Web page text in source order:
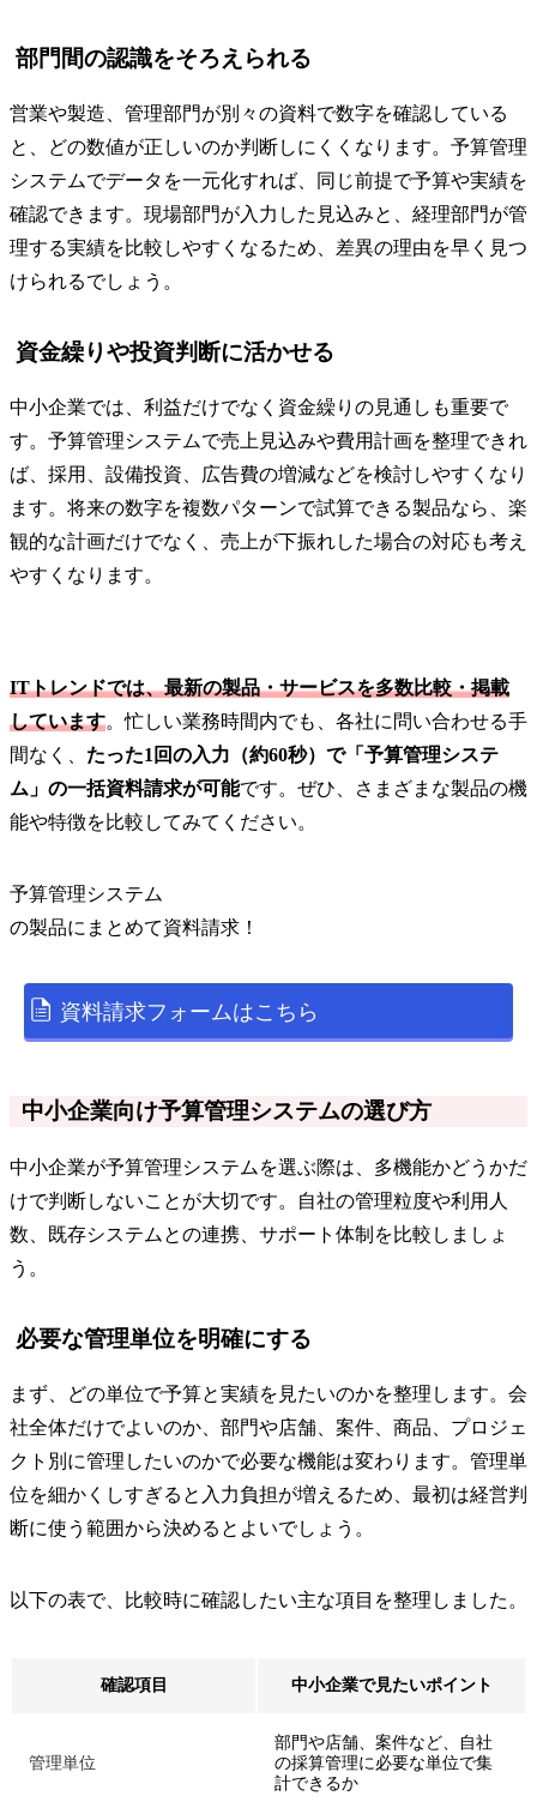
部門間の認識をそろえられる
営業や製造、管理部門が別々の資料で数字を確認している
と、どの数値が正しいのか判断しにくくなります。予算管理
システムでデータを一元化すれば、同じ前提で予算や実績を
確認できます。現場部門が入力した見込みと、経理部門が管
理する実績を比較しやすくなるため、差異の理由を早く見つ
けられるでしょう。
資金繰りや投資判断に活かせる
中小企業では、利益だけでなく資金繰りの見通しも重要で
す。予算管理システムで売上見込みや費用計画を整理できれ
ば、採用、設備投資、広告費の増減などを検討しやすくなり
ます。将来の数字を複数パターンで試算できる製品なら、楽
観的な計画だけでなく、売上が下振れした場合の対応も考え
やすくなります。
ITトレンドでは、最新の製品・サービスを多数比較・掲載
しています。忙しい業務時間内でも、各社に問い合わせる手
間なく、 たった1回の入力（約60秒）で「予算管理システ
ム」の一括資料請求が可能です。ぜひ、さまざまな製品の機
能や特徴を比較してみてください。
予算管理システム
の製品にまとめて資料請求！
資料請求フォームはこちら
中小企業向け予算管理システムの選び方
中小企業が予算管理システムを選ぶ際は、多機能かどうかだ
けで判断しないことが大切です。自社の管理粒度や利用人
数、既存システムとの連携、サポート体制を比較しましょ
う。
必要な管理単位を明確にする
まず、どの単位で予算と実績を見たいのかを整理します。会
社全体だけでよいのか、部門や店舗、案件、商品、プロジェ
クト別に管理したいのかで必要な機能は変わります。管理単
位を細かくしすぎると入力負担が増えるため、最初は経営判
断に使う範囲から決めるとよいでしょう。
以下の表で、比較時に確認したい主な項目を整理しました。
確認項目 中小企業で見たいポイント
管理単位
部門や店舗、案件など、自社
の採算管理に必要な単位で集
計できるか